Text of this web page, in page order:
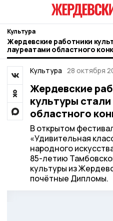
Культура
Жердевские работники
лауреатами областного
чтецов
Культура 28 октября
Жердевские
культуры
областного
В открытом
«Удивительная
народного
85-летию
культуры из
почётные Дипломы.